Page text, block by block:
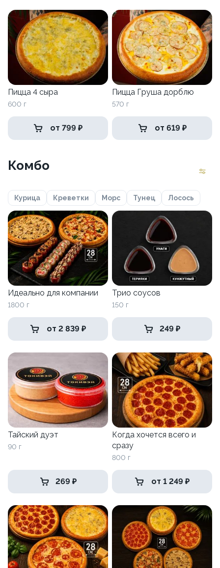
Пицца 4 сыра
600 г
от 799 ₽
Пицца Груша дорблю
570 г
от 619 ₽
Комбо
Курица Креветки Морс Тунец Лосось
Идеально для компании
1800 г
от 2 839 ₽
Трио соусов
150 г
249 ₽
Тайский дуэт
90 г
269 ₽
Когда хочется всего и
сразу
800 г
от 1 249 ₽